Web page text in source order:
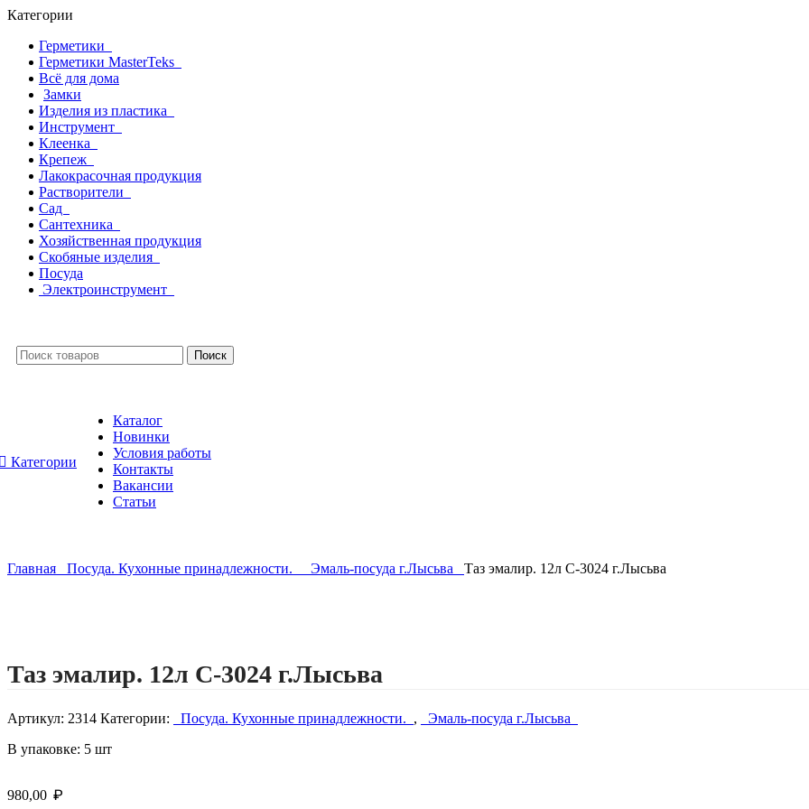
Категории
Герметики
Герметики MasterTeks
Всё для дома
Замки
Изделия из пластика
Инструмент
Клеенка
Крепеж
Лакокрасочная продукция
Растворители
Сад
Сантехника
Хозяйственная продукция
Скобяные изделия
Посуда
Электроинструмент
Поиск
Категории
Каталог
Новинки
Условия работы
Контакты
Вакансии
Статьи
Главная Посуда. Кухонные принадлежности. Эмаль-посуда г.Лысьва Таз эмалир. 12л С-3024 г.Лысьва
Таз эмалир. 12л С-3024 г.Лысьва
Артикул: 2314 Категории: Посуда. Кухонные принадлежности. ,
Эмаль-посуда г.Лысьва
В упаковке: 5 шт
980,00 ₽